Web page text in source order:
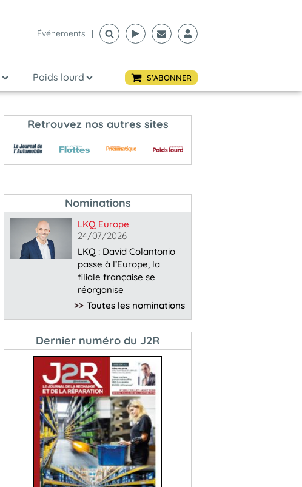
Événements |
Poids lourd S'ABONNER
Retrouvez nos autres sites
Nominations
LKQ Europe
24/07/2026
LKQ : David Colantonio
passe à l’Europe, la
filiale française se
réorganise
>> Toutes les nominations
Dernier numéro du J2R